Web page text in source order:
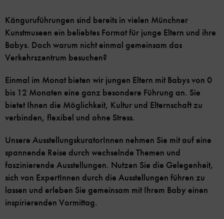
Känguruführungen sind bereits in vielen Münchner
Kunstmuseen ein beliebtes Format für junge Eltern und ihre
Babys. Doch warum nicht einmal gemeinsam das
Verkehrszentrum besuchen?
Einmal im Monat bieten wir jungen Eltern mit Babys von 0
bis 12 Monaten eine ganz besondere Führung an. Sie
bietet Ihnen die Möglichkeit, Kultur und Elternschaft zu
verbinden, flexibel und ohne Stress.
Unsere AusstellungskuratorInnen nehmen Sie mit auf eine
spannende Reise durch wechselnde Themen und
faszinierende Ausstellungen. Nutzen Sie die Gelegenheit,
sich von ExpertInnen durch die Ausstellungen führen zu
lassen und erleben Sie gemeinsam mit Ihrem Baby einen
inspirierenden Vormittag.